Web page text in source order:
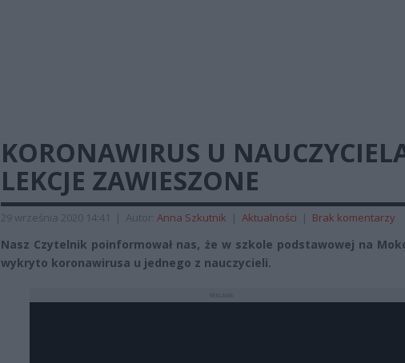
KORONAWIRUS U
LEKCJE ZAWIESZONE
29 września 2020 14:41 | Autor: Anna Szkutnik | Aktualności | Brak komentarzy
Nasz Czytelnik poinformował nas, że w szkole podstawowej na
wykryto koronawirusa u jednego z nauczycieli.